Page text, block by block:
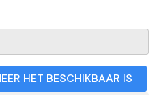
HET BESCHIKBAAR IS